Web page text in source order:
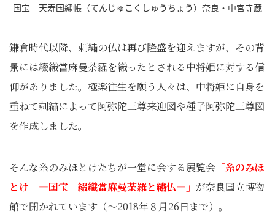
国宝 天寿国繡帳（てんじゅこくしゅうちょう）奈良・中宮寺蔵
鎌倉時代以降、刺繡の仏は再び隆盛を迎えますが、その背
景には綴織當麻曼荼羅を織ったとされる中将姫に対する信
仰がありました。極楽往生を願う人々は、中将姫に自身を
重ねて刺繡によって阿弥陀三尊来迎図や種子阿弥陀三尊図
を作成しました。
そんな糸のみほとけたちが一堂に会する展覧会 「糸のみほ
とけ ―国宝 綴織當麻曼荼羅と繡仏―」 が奈良国立博物
館で開かれています（～2018年８月26日まで）。